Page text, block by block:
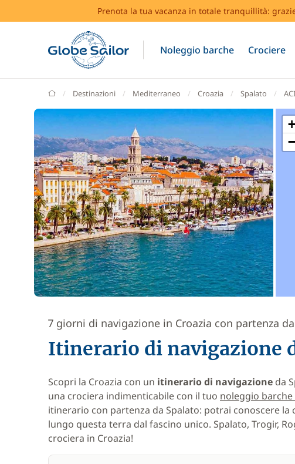
Prenota la tua vacanza in totale tranquillità:
Noleggio barche Crociere
GlobeSailor
Destinazioni Mediterraneo Croazia Spalato
+
−
7 giorni di navigazione in Croazia con partenza
Itinerario di navigazione
Scopri la Croazia con un itinerario di navigazione da
una crociera indimenticabile con il tuo noleggio barche
itinerario con partenza da Spalato: potrai conoscere
lungo questa terra dal fascino unico. Spalato, Trogir,
crociera in Croazia!